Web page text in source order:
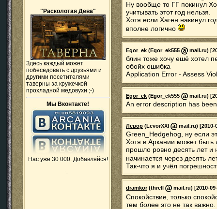
"Расколотая Дева"
Здесь каждый может
побеседовать с друзьями и
другими посетителями
таверны за кружечкой
прохладной медовухи ;-)
Мы Вконтакте!
Нас уже 30 000. Добавляйся!
Ну вообще то ГГ покинул
учитывать этот год нельзя.
Хотя если Хаген накинул
вполне логично
Egor_ek (Egor_ek555 mail.ru)
блин тоже хочу ешё хотел
обойх ошибка
Application Error - Assess
Egor_ek (Egor_ek555 mail.ru)
An error description has
Левор (LevorXXI mail.ru) [2010-
Green_Hedgehog, ну если
Хотя в Аркании может быть
прошло ровно десять лет
начинается через десять
Так-что я и учёл
dramkor(threll mail.ru) [2010-
Спокойствие, только
тем более это не так важно.